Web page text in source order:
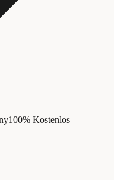
100% Kostenlos